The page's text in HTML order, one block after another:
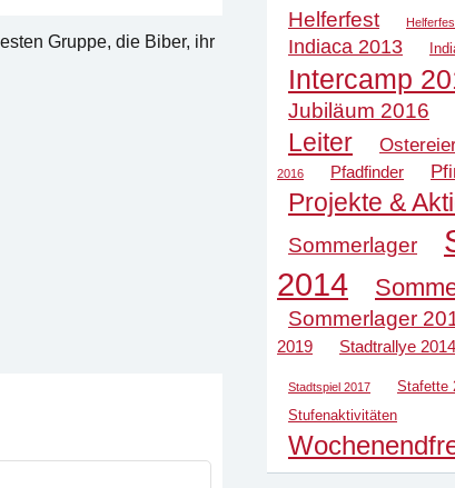
Gruppe, die Biber, ihr
Helferfest
Indiaca 2013
Intercamp
Jubiläum 2016
Leiter
2016
Pfadfinder
Projekte &
Sommerlager
2014
Sommerlager
2019
Stadtrallye 2014
Stadtspiel 2017 Stafette
Stufenaktivitäten